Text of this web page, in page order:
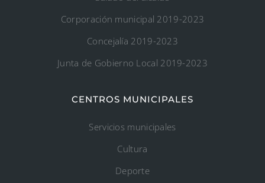
Corporación municipal 2019-2023
Concejalía 2019-2023
Junta de Gobierno Local 2019-2023
CENTROS MUNICIPALES
Servicios municipales
Cultura
Deporte